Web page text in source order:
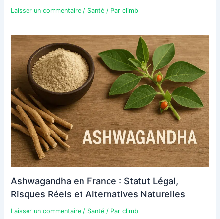
Laisser un commentaire / Santé / Parclimb
Ashwagandha en France : Statut Légal,
Risques Réels et Alternatives Naturelles
Laisser un commentaire / Santé / Parclimb